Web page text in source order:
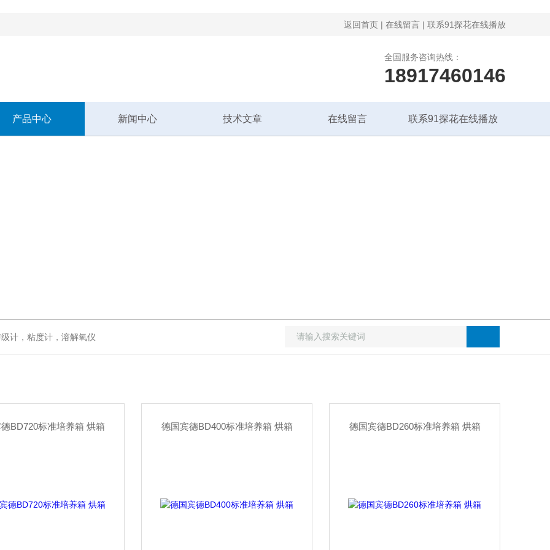
返回首页 | 在线留言 | 联系91探花在线播放
全国服务咨询热线：
18917460146
产品中心 新闻中心 技术文章 在线留言 联系91探花在线播放
，粘度计，溶解氧仪
BD720标准培养箱 烘箱 德国宾德BD400标准培养箱 烘箱 德国宾德BD260标准培养箱 烘箱